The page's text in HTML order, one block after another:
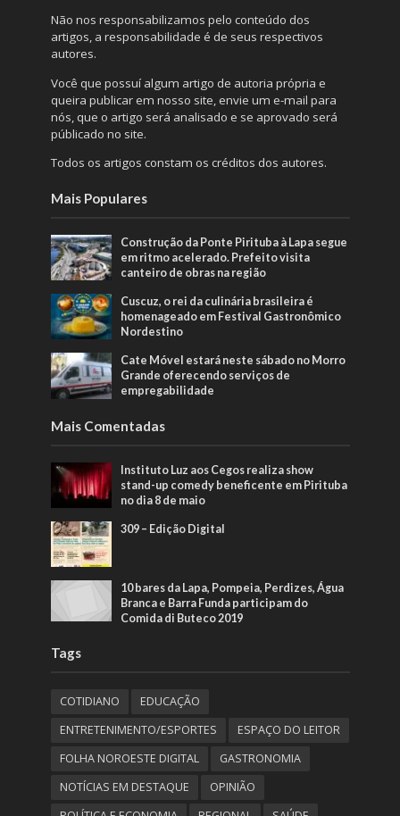
Não nos responsabilizamos pelo conteúdo dos
artigos, a responsabilidade é de seus respectivos
autores.
Você que possuí algum artigo de autoria própria e
queira publicar em nosso site, envie um e-mail para
nós, que o artigo será analisado e se aprovado será
públicado no site.
Todos os artigos constam os créditos dos autores.
Mais Populares
Construção da Ponte Pirituba à Lapa segue
em ritmo acelerado. Prefeito visita
canteiro de obras na região
Cuscuz, o rei da culinária brasileira é
homenageado em Festival Gastronômico
Nordestino
Cate Móvel estará neste sábado no Morro
Grande oferecendo serviços de
empregabilidade
Mais Comentadas
Instituto Luz aos Cegos realiza show
stand-up comedy beneficente em Pirituba
no dia 8 de maio
309 – Edição Digital
10 bares da Lapa, Pompeia, Perdizes, Água
Branca e Barra Funda participam do
Comida di Buteco 2019
Tags
COTIDIANO
EDUCAÇÃO
ENTRETENIMENTO/ESPORTES
ESPAÇO DO LEITOR
FOLHA NOROESTE DIGITAL
GASTRONOMIA
NOTÍCIAS EM DESTAQUE
OPINIÃO